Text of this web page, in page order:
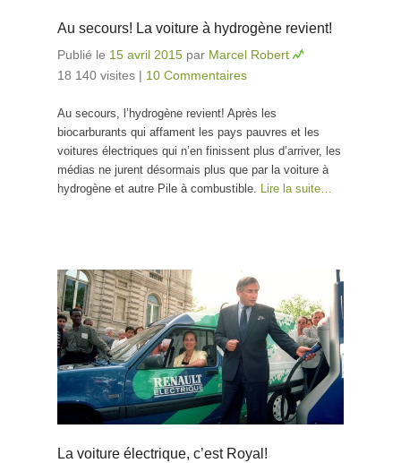
Au secours! La voiture à hydrogène revient!
Publié le 15 avril 2015 par Marcel Robert
18 140 visites | 10 Commentaires
Au secours, l’hydrogène revient! Après les
biocarburants qui affament les pays pauvres et les
voitures électriques qui n’en finissent plus d’arriver, les
médias ne jurent désormais plus que par la voiture à
hydrogène et autre Pile à combustible. Lire la suite…
La voiture électrique, c’est Royal!